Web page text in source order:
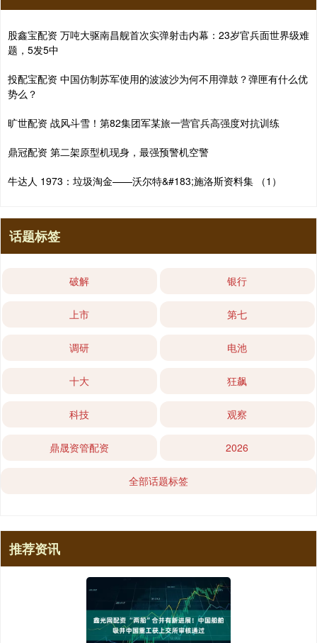
股鑫宝配资 万吨大驱南昌舰首次实弹射击内幕：23岁官兵面世界级难
题，5发5中
投配宝配资 中国仿制苏军使用的波波沙为何不用弹鼓？弹匣有什么优
势么？
旷世配资 战风斗雪！第82集团军某旅一营官兵高强度对抗训练
鼎冠配资 第二架原型机现身，最强预警机空警
牛达人 1973：垃圾淘金——沃尔特&#183;施洛斯资料集 （1）
话题标签
破解 银行
上市 第七
调研 电池
十大 狂飙
科技 观察
鼎晟资管配资 2026
全部话题标签
推荐资讯